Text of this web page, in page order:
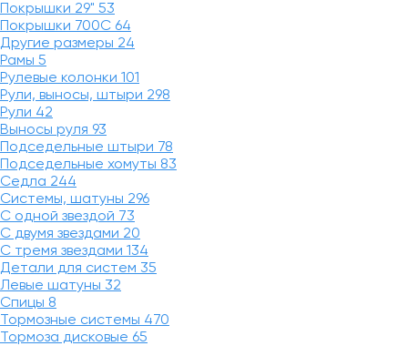
Покрышки 29" 53
Покрышки 700C 64
Другие размеры 24
Рамы 5
Рулевые колонки 101
Рули, выносы, штыри 298
Рули 42
Выносы руля 93
Подседельные штыри 78
Подседельные хомуты 83
Седла 244
Системы, шатуны 296
С одной звездой 73
С двумя звездами 20
С тремя звездами 134
Детали для систем 35
Левые шатуны 32
Спицы 8
Тормозные системы 470
Тормоза дисковые 65